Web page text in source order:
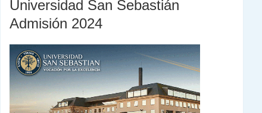
Universidad San Sebastián
Admisión 2024